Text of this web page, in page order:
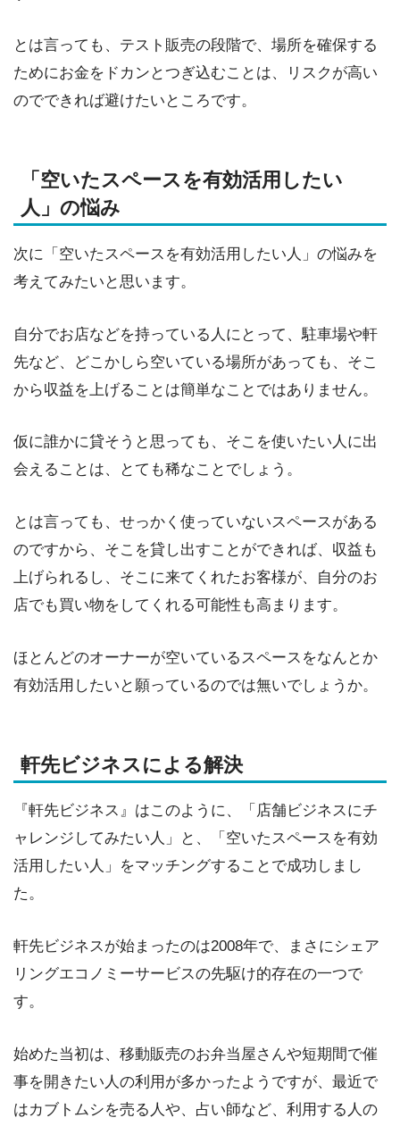
とは言っても、テスト販売の段階で、場所を確保する
ためにお金をドカンとつぎ込むことは、リスクが高い
のでできれば避けたいところです。
「空いたスペースを有効活用したい
人」の悩み
次に「空いたスペースを有効活用したい人」の悩みを
考えてみたいと思います。
自分でお店などを持っている人にとって、駐車場や軒
先など、どこかしら空いている場所があっても、そこ
から収益を上げることは簡単なことではありません。
仮に誰かに貸そうと思っても、そこを使いたい人に出
会えることは、とても稀なことでしょう。
とは言っても、せっかく使っていないスペースがある
のですから、そこを貸し出すことができれば、収益も
上げられるし、そこに来てくれたお客様が、自分のお
店でも買い物をしてくれる可能性も高まります。
ほとんどのオーナーが空いているスペースをなんとか
有効活用したいと願っているのでは無いでしょうか。
軒先ビジネスによる解決
『軒先ビジネス』はこのように、「店舗ビジネスにチ
ャレンジしてみたい人」と、「空いたスペースを有効
活用したい人」をマッチングすることで成功しまし
た。
軒先ビジネスが始まったのは2008年で、まさにシェア
リングエコノミーサービスの先駆け的存在の一つで
す。
始めた当初は、移動販売のお弁当屋さんや短期間で催
事を開きたい人の利用が多かったようですが、最近で
はカブトムシを売る人や、占い師など、利用する人の